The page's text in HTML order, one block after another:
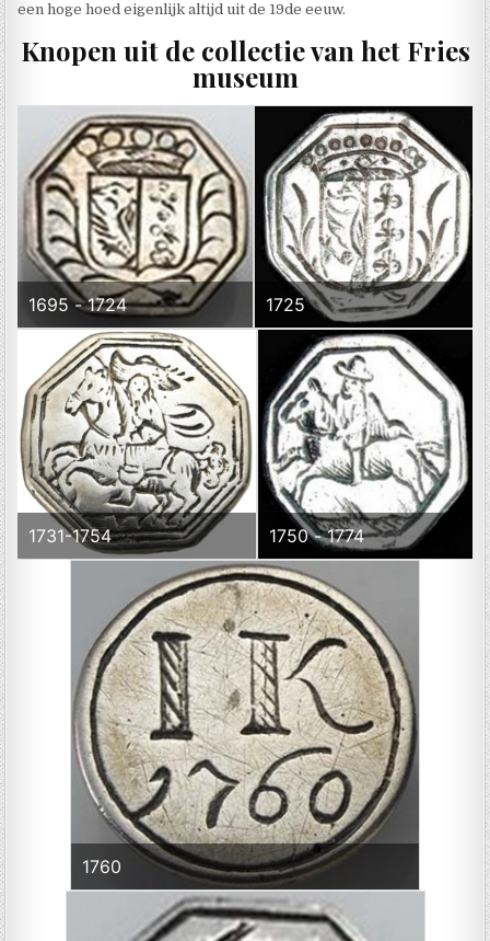
een hoge hoed eigenlijk altijd uit de 19de eeuw.
Knopen uit de collectie van het Fries
museum
1695 - 1724 1725
1731-1754 1750 - 1774
1760